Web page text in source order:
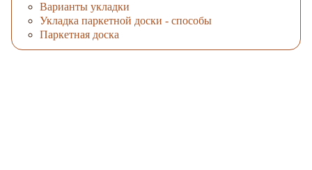
Варианты укладки
Укладка паркетной доски - способы
Паркетная доска